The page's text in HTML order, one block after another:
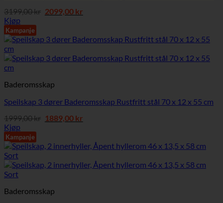
3199,00kr Opprinnelig
pris
3199,00 kr.
2099,00 krNåværende
pris
2099,00 kr.
Kjøp
Kampanje
Baderomsskap
Speilskap 3 dører Baderomsskap Rustfritt stål 70 x 12 x 55 cm
1999,00kr Opprinnelig
pris
1999,00 kr.
1889,00 krNåværende
pris
1889,00 kr.
Kjøp
Kampanje
Baderomsskap